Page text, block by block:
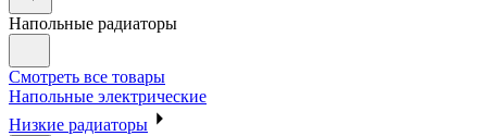
Напольные радиаторы
Смотреть все товары
Напольные электрические
Низкие радиаторы